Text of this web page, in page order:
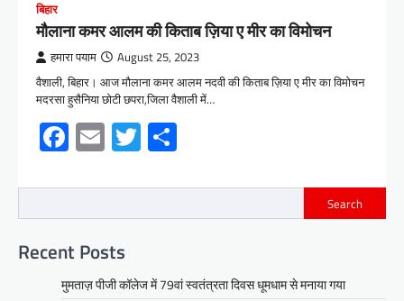
बिहार
मौलाना कमर आलम की किताब ज़िया ए मीर का विमोचन
हमारा पयाम August 25, 2023
वैशाली, बिहार। आज मौलाना कमर आलम नदवी की किताब ज़िया ए मीर का विमोचन
मदरसा हुसैनिया छोटी छपरा,जिला वैशाली में…
Facebook
EmailTwitter
Search
Recent Posts
मुमताज़ पीजी कॉलेज में 79वां स्वतंत्रता दिवस धूमधाम से मनाया गया